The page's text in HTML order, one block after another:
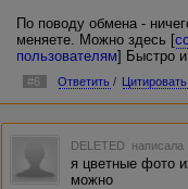
По поводу обмена -
меняете. Можно здесь [
пользователям] Быстро
#6 Ответить / Цитировать
DELETED
я цветные фото
можно